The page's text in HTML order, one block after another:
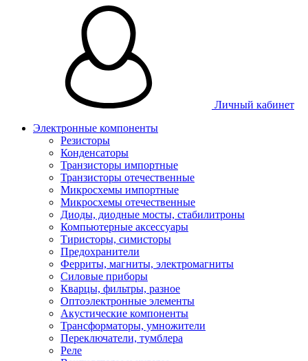
Личный кабинет
Электронные компоненты
Резисторы
Конденсаторы
Транзисторы импортные
Транзисторы отечественные
Микросхемы импортные
Микросхемы отечественные
Диоды, диодные мосты, стабилитроны
Компьютерные аксессуары
Тиристоры, симисторы
Предохранители
Ферриты, магниты, электромагниты
Силовые приборы
Кварцы, фильтры, разное
Оптоэлектронные элементы
Акустические компоненты
Трансформаторы, умножители
Переключатели, тумблера
Реле